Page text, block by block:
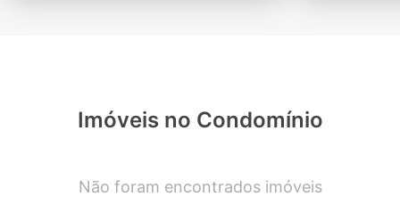
Imóveis no Condomínio
Não foram encontrados imóveis